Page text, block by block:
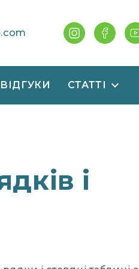
ВІДГУКИ СТАТТІ
і